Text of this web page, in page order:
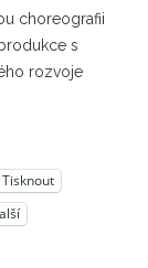
choreografii
s
rozvoje
Tisknout